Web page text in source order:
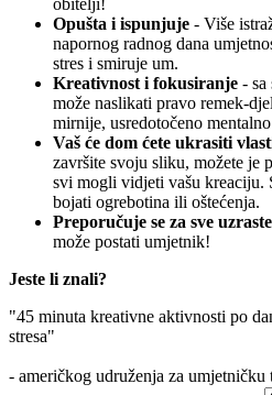
obitelji!
Opušta i ispunjuje - Više
napornog radnog dana
stres i smiruje um.
Kreativnost i fokusiranje - sa
može naslikati pravo remek-
mirnije, usredotočeno
Vaš će dom ćete ukrasiti
završite svoju sliku, možete je
svi mogli vidjeti vašu kreaciju.
bojati ogrebotina ili oštećenja.
Preporučuje se za sve uzraste
može postati umjetnik!
Jeste li znali?
"45 minuta kreativne aktivnosti po
stresa"
- američkog udruženja za umjetničku